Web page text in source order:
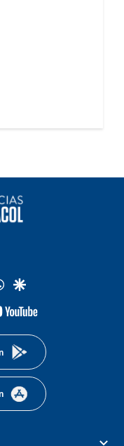
whatsapp
google
youtube-